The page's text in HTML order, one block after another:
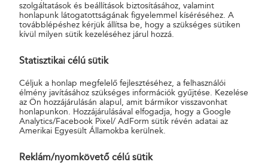
Mi történik, ha válaszküldeményt helyeztem
Postával nem kötöttem válaszküldeményre
szolgáltatások és beállítások biztosításához, valamint
honlapunk látogatottságának figyelemmel kíséréséhez. A
továbblépéshez kérjük állítsa be, hogy a szükséges sütiken
kívül milyen sütik kezeléséhez járul hozzá.
Statisztikai célú sütik
Céljuk a honlap megfelelő fejlesztéséhez, a felhasználói
élmény javításához szükséges információk gyűjtése. Kezelése
az Ön hozzájárulásán alapul, amit bármikor visszavonhat
honlapunkon. Hozzájárulásával elfogadja, hogy a Google
Analytics/Facebook Pixel/ AdForm sütik révén adatai az
Amerikai Egyesült Államokba kerülnek.
Reklám/nyomkövető célú sütik